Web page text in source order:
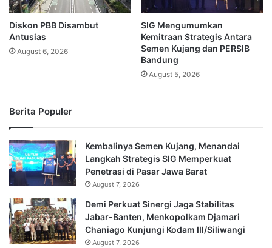
Diskon PBB Disambut
Antusias
August 6, 2026
SIG Mengumumkan
Kemitraan Strategis Antara
Semen Kujang dan PERSIB
Bandung
August 5, 2026
Berita Populer
Kembalinya Semen Kujang, Menandai
Langkah Strategis SIG Memperkuat
Penetrasi di Pasar Jawa Barat
August 7, 2026
Demi Perkuat Sinergi Jaga Stabilitas
Jabar-Banten, Menkopolkam Djamari
Chaniago Kunjungi Kodam III/Siliwangi
August 7, 2026